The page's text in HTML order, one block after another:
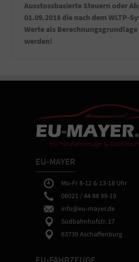
Ausstossbasierte Steuern oder
01.09.2018 die nach dem WLTP-
Werte als
werden!
EU-MAYER
Mo-Fr 8-12 & 13-18 Uhr
06021 / 44 88 99-19
info@eu-mayer.de
Südbahnhofstr. 17
63739 Aschaffenburg